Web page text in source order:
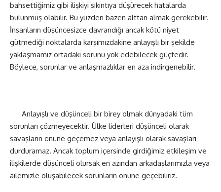
bahsettiğimiz gibi ilişkiyi sıkıntıya düşürecek hatalarda
bulunmuş olabilir. Bu yüzden bazen alttan almak gerekebilir.
İnsanların düşüncesizce davrandığı ancak kötü niyet
gütmediği noktalarda karşımızdakine anlayışlı bir şekilde
yaklaşmamız ortadaki sorunu yok edebilecek güçtedir.
Böylece, sorunlar ve anlaşmazlıklar en aza indirgenebilir.
Anlayışlı ve düşünceli bir birey olmak dünyadaki tüm
sorunları çözmeyecektir. Ülke liderleri düşünceli olarak
savaşların önüne geçemez veya anlayışlı olarak savaşları
durduramaz. Ancak toplum içersinde girdiğimiz etkileşim ve
ilişkilerde düşünceli olursak en azından arkadaşlarımızla veya
ailemizle oluşabilecek sorunların önüne geçebiliriz.